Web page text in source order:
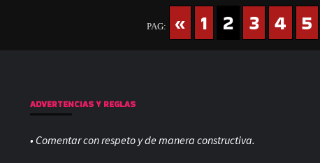
PAG: « 1 2 3 4 5
ADVERTENCIAS Y REGLAS
• Comentar con respeto y de manera constructiva.